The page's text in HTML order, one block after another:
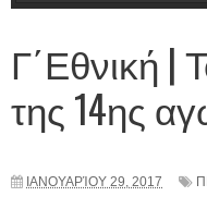
Γ΄Εθνική |
της 14ης
ΙΑΝΟΥΑΡΊΟΥ 29, 2017